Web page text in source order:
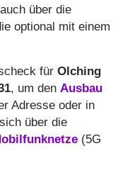
über die
optional mit einem
für Olching
, um den Ausbau
Adresse oder in
über die
(5G